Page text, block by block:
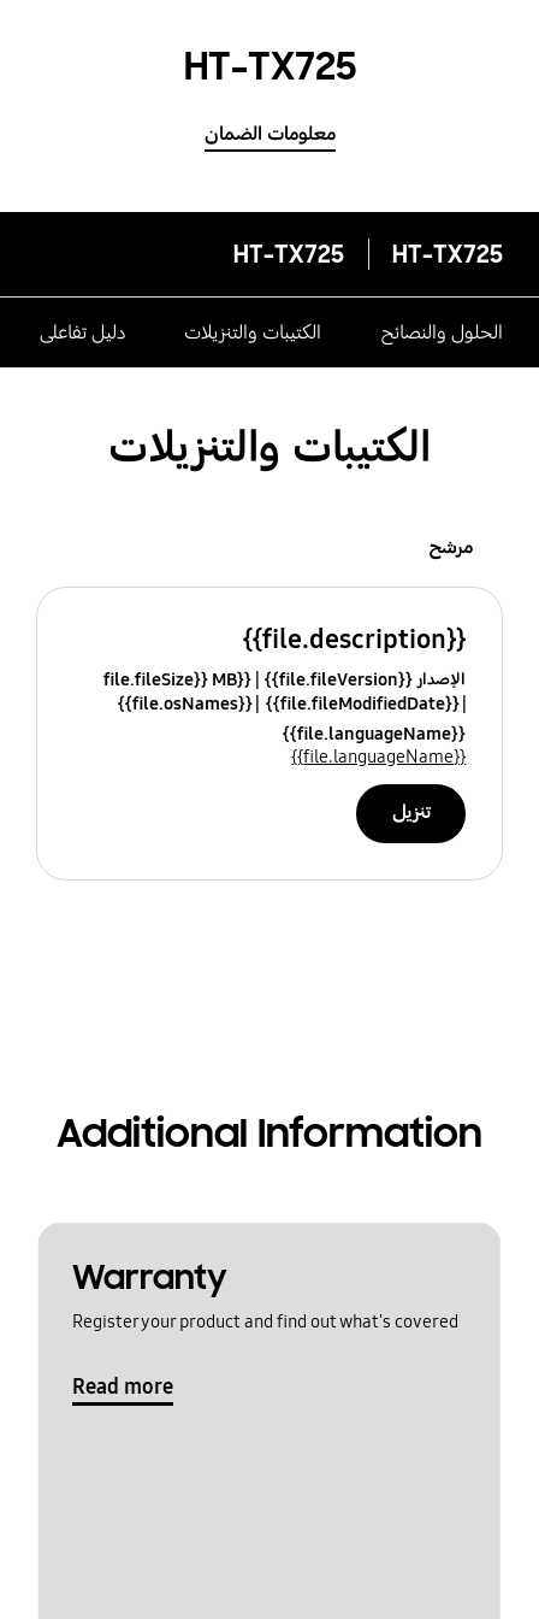
HT-TX725
معلومات الضمان
HT-TX725
HT-TX725
الحلول والنصائح الكتيبات والتنزيلات دليل تفاعلى
الكتيبات والتنزيلات
مرشح
{{file.description}}
الإصدار {{file.fileVersion}}
{{file.fileSize}} MB
{{file.fileModifiedDate}}
{{file.osNames}}
{{file.languageName}}
{{file.languageName}}
تنزيل
Additional Information
Warranty
Register your product and find out what's covered
Read more